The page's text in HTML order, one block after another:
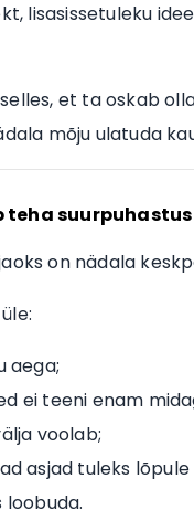
lisasissetuleku
et ta oskab
mõju ulatuda
teha suurpuhastus
on nädala
aega;
ei teeni enam
voolab;
asjad tuleks lõpule
loobuda.